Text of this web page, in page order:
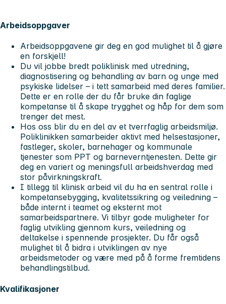
Arbeidsoppgaver
Arbeidsoppgavene gir deg en god mulighet til å gjøre
en forskjell!
Du vil jobbe bredt poliklinisk med utredning,
diagnostisering og behandling av barn og unge med
psykiske lidelser – i tett samarbeid med deres familier.
Dette er en rolle der du får bruke din faglige
kompetanse til å skape trygghet og håp for dem som
trenger det mest.
Hos oss blir du en del av et tverrfaglig arbeidsmiljø.
Poliklinikken samarbeider aktivt med helsestasjoner,
fastleger, skoler, barnehager og kommunale
tjenester som PPT og barneverntjenesten. Dette gir
deg en variert og meningsfull arbeidshverdag med
stor påvirkningskraft.
I tillegg til klinisk arbeid vil du ha en sentral rolle i
kompetansebygging, kvalitetssikring og veiledning –
både internt i teamet og eksternt mot
samarbeidspartnere. Vi tilbyr gode muligheter for
faglig utvikling gjennom kurs, veiledning og
deltakelse i spennende prosjekter. Du får også
mulighet til å bidra i utviklingen av nye
arbeidsmetoder og være med på å forme fremtidens
behandlingstilbud.
Kvalifikasjoner